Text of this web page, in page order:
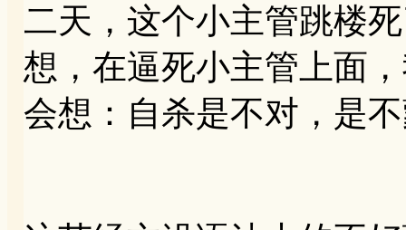
二天，这个小主管跳楼
想，在逼死小主管上面
会想：自杀是不对，是